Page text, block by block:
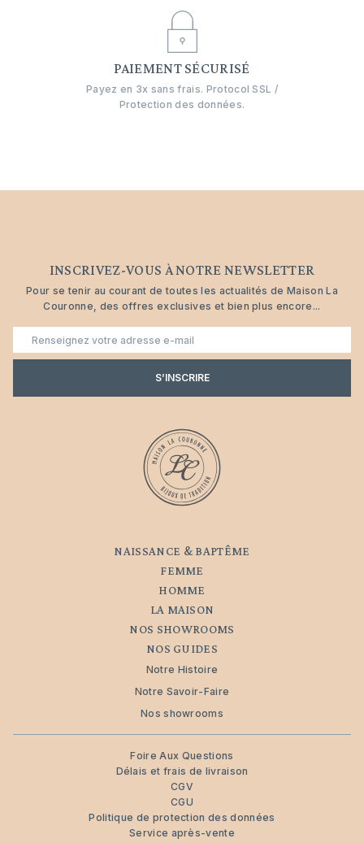
PAIEMENT SÉCURISÉ
Payez en 3x sans frais. Protocol SSL /
Protection des données.
INSCRIVEZ-VOUS À NOTRE NEWSLETTER
Pour se tenir au courant de toutes les actualités de Maison La
Couronne, des offres exclusives et bien plus encore...
E-
S’INSCRIRE
NAISSANCE & BAPTÊME
FEMME
HOMME
LA MAISON
NOS SHOWROOMS
NOS GUIDES
Notre Histoire
Notre Savoir-Faire
Nos showrooms
Foire Aux Questions
Délais et frais de livraison
CGV
CGU
Politique de protection des données
Service après-vente